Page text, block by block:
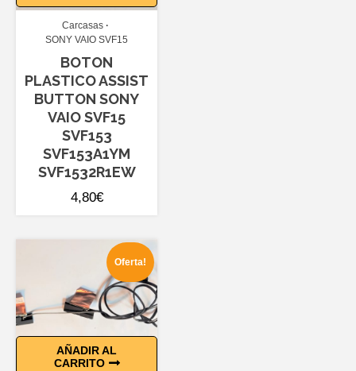
Carcasas
SONY VAIO SVF15
BOTON
PLASTICO ASSIST
BUTTON SONY
VAIO SVF15
SVF153
SVF153A1YM
SVF1532R1EW
4,80€
AÑADIR AL
CARRITO
Oferta!